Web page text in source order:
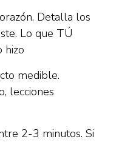
Detalla los
Lo que TÚ
hizo
medible.
lecciones
2-3 minutos. Si